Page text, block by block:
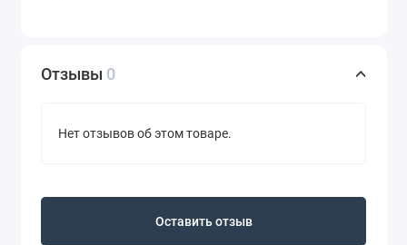
Отзывы 0
Нет отзывов об этом товаре.
Оставить отзыв